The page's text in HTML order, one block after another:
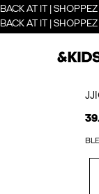
BACK AT IT |
BACK AT IT |